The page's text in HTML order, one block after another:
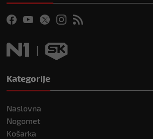
Kategorije
Naslovna
Nogomet
Košarka